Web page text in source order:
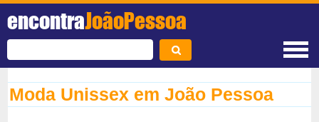
encontraJoãoPessoa
Moda Unissex em João Pessoa